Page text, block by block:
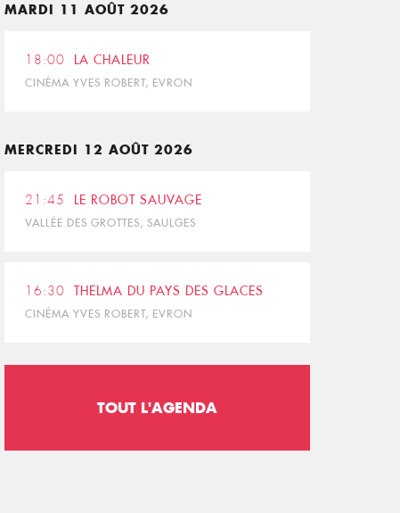
MARDI 11 AOÛT 2026
18:00 LA CHALEUR
CINÉMA YVES ROBERT, EVRON
MERCREDI 12 AOÛT 2026
21:45 LE ROBOT SAUVAGE
VALLÉE DES GROTTES, SAULGES
16:30 THELMA DU PAYS DES GLACES
CINÉMA YVES ROBERT, EVRON
TOUT L'AGENDA